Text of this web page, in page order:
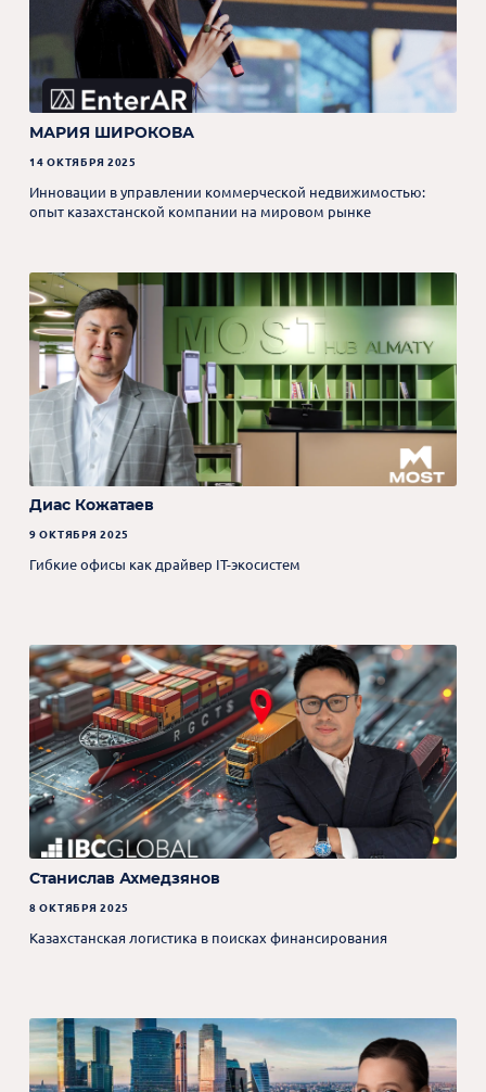
МАРИЯ ШИРОКОВА
14 ОКТЯБРЯ 2025
Инновации в управлении коммерческой недвижимостью:
опыт казахстанской компании на мировом рынке
Диас Кожатаев
9 ОКТЯБРЯ 2025
Гибкие офисы как драйвер IT-экосистем
Станислав Ахмедзянов
8 ОКТЯБРЯ 2025
Казахстанская логистика в поисках финансирования